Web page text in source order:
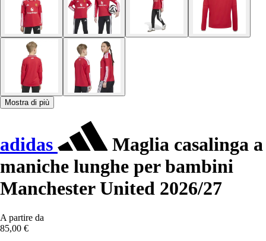
Mostra di più
adidas
Maglia casalinga a
maniche lunghe per bambini
Manchester United 2026/27
A partire da
85,00 €